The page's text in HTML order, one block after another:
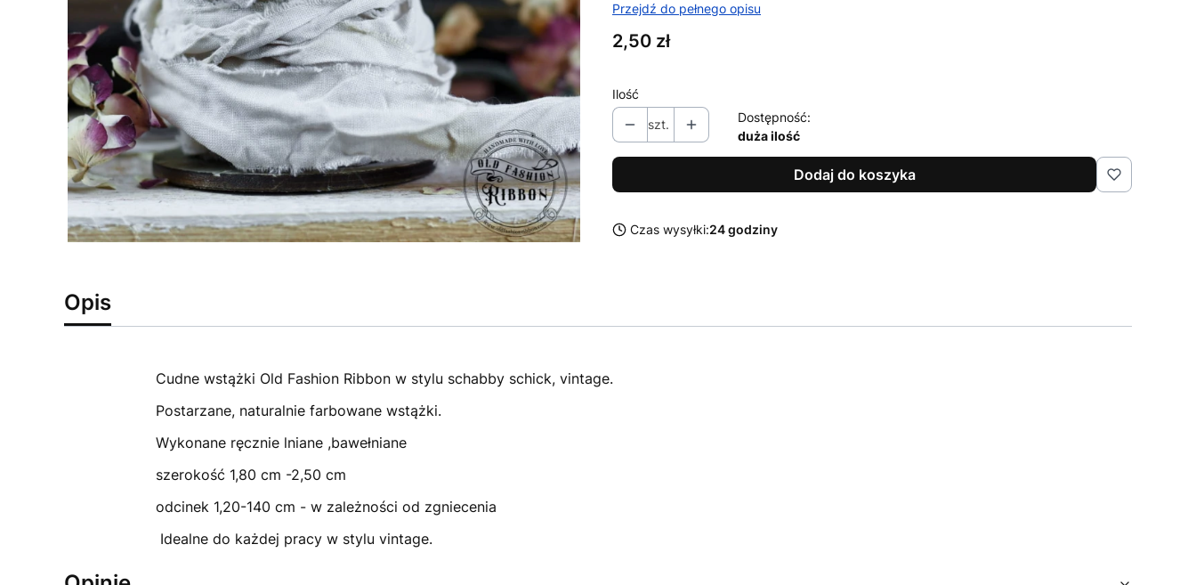
Przejdź do pełnego opisu
Cena
2,50 zł
Ilość
szt.
Dostępność:
duża ilość
Dodaj do koszyka
Czas wysyłki:24 godziny
Opis
Cudne wstążki Old Fashion Ribbon w stylu schabby schick, vintage.
Postarzane, naturalnie farbowane wstążki.
Wykonane ręcznie lniane ,bawełniane
szerokość 1,80 cm -2,50 cm
odcinek 1,20-140 cm - w zależności od zgniecenia
Idealne do każdej pracy w stylu vintage.